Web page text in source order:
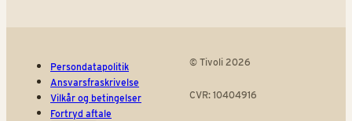
Persondatapolitik
Ansvarsfraskrivelse
Vilkår og betingelser
Fortryd aftale
© Tivoli 2026
CVR: 10404916